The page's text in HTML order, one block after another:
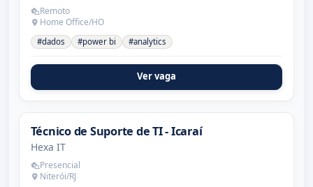
Remoto
Home Office/HO
#dados #power bi #analytics
Ver vaga
Técnico de Suporte de TI - Icaraí
Hexa IT
Presencial
Niterói/RJ